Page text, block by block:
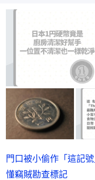
門口被小偷作「這記
懂竊賊勘查標記